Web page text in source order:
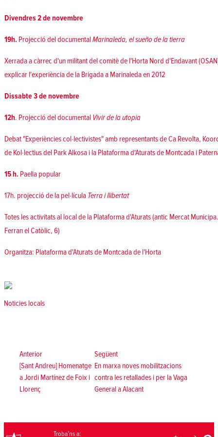
Divendres 2 de novembre
19h. Projecció del documentalMarinaleda, el sueño de la tierra
Xerrada a càrrec d'un militant del comitè de l'Horta Nord d'Endavant
explicar l'experiència de la Brigada a Marinaleda en 2012
Dissabte 3 de novembre
12h. Projecció del documental Vivir de la utopia
Debat "Experiències col·lectivistes" amb representants de Ca Revolta,
de Kol·lectius del Park Alkosa i la Plataforma d'Aturats de Montcada i
15 h. Paella popular
17h. projecció de la pel·lícula Terra i llibertat
Totes les activitats al local de la Plataforma d'Aturats (antic Mercat
Ferran el Catòlic, 6)
Organitza: Plataforma d'Aturats de Montcada de l'Horta
Posted in
Noticies locals
d'entradesAnteriorAnterior:
[Sant Andreu] Homenatge
a Jordi Martínez de Foix i
Llorenç
SegüentSegüent:
En marxa noves mobilitzacions
contra les retallades i per la Vaga
General a Alacant
Troba’ns a: